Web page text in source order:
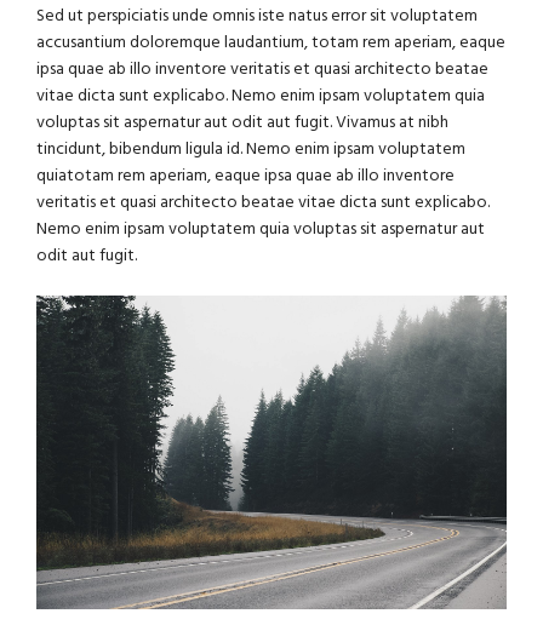
Sed ut perspiciatis unde omnis iste natus error sit voluptatem
accusantium doloremque laudantium, totam rem aperiam, eaque
ipsa quae ab illo inventore veritatis et quasi architecto beatae
vitae dicta sunt explicabo. Nemo enim ipsam voluptatem quia
voluptas sit aspernatur aut odit aut fugit. Vivamus at nibh
tincidunt, bibendum ligula id. Nemo enim ipsam voluptatem
quiatotam rem aperiam, eaque ipsa quae ab illo inventore
veritatis et quasi architecto beatae vitae dicta sunt explicabo.
Nemo enim ipsam voluptatem quia voluptas sit aspernatur aut
odit aut fugit.